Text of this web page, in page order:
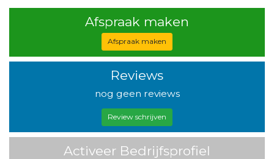
Afspraak maken
Afspraak maken
Reviews
nog geen reviews
Review schrijven
Activeer Bedrijfsprofiel